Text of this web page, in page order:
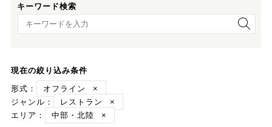
キーワード検索
キーワード検索
現在の絞り込み条件
形式：
オフライン
×
ジャンル：
レストラン
×
エリア：
中部・北陸 ×